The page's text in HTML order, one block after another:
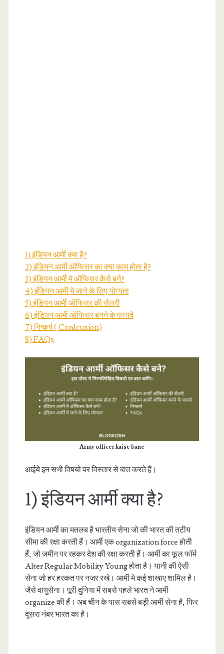
1) इंडियन आर्मी क्या है?
2) इंडियन आर्मी ऑफिसर का क्या काम होता है?
3) इंडियन आर्मी मे ऑफिसर कैसे बने?
4) इंडियन आर्मी मे जाने के लिए योग्यता
5) इंडियन आर्मी ऑफिसर की सैलरी
6) इंडियन आर्मी ऑफिसर बनने के फायदे
7) निष्कर्ष ( Conlcusion)
8) FAQs
Army officer kaise bane
आईये इन सभी विषयो पर विस्तार से बात करते हैं।
1) इंडियन आर्मी क्या है?
इंडियन आर्मी का मतलब है भारतीय सेना जो की भारत की तटीय
सीमा की रक्षा करती हैं। आर्मी एक organization force होती
हैं, जो जमीन पर रहकर देश की रक्षा करती हैं। आर्मी का फूल फॉर्म
Alter Regular Mobility Young होता है। यानी की ऐसी
सेना जो हर हरकत पर नजर रखे। आर्मी मे कई शाखाए शामिल है।
जैसे वायुसेना। पूरी दुनिया में सबसे पहले भारत ने आर्मी
organize की हैं। अब चीन के पास सबसे बड़ी आर्मी सेना है, फिर
दूसरा नंबर भारत का है।